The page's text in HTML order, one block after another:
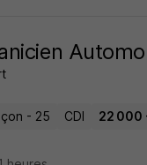
- 25 CDI 22 000